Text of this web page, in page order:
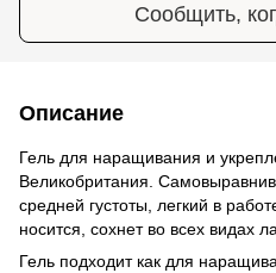
Сообщить,
Описание
Гель для наращивания и
Великобритания.
средней густоты, легкий в
носится, сохнет во всех видах
Гель подходит как для